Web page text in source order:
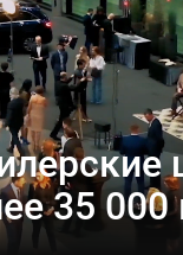
35 000